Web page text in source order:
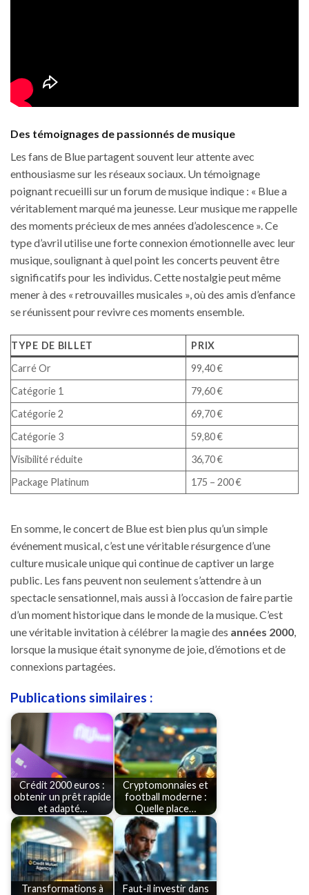
Des témoignages de passionnés de musique
Les fans de Blue partagent souvent leur attente avec
enthousiasme sur les réseaux sociaux. Un témoignage
poignant recueilli sur un forum de musique indique : « Blue a
véritablement marqué ma jeunesse. Leur musique me rappelle
des moments précieux de mes années d’adolescence ». Ce
type d’avril utilise une forte connexion émotionnelle avec leur
musique, soulignant à quel point les concerts peuvent être
significatifs pour les individus. Cette nostalgie peut même
mener à des « retrouvailles musicales », où des amis d’enfance
se réunissent pour revivre ces moments ensemble.
TYPE DE BILLET
PRIX
Carré Or
99,40 €
Catégorie 1
79,60 €
Catégorie 2
69,70 €
Catégorie 3
59,80 €
Visibilité réduite
36,70 €
Package Platinum
175 – 200 €
En somme, le concert de Blue est bien plus qu’un simple
événement musical, c’est une véritable résurgence d’une
culture musicale unique qui continue de captiver un large
public. Les fans peuvent non seulement s’attendre à un
spectacle sensationnel, mais aussi à l’occasion de faire partie
d’un moment historique dans le monde de la musique. C’est
une véritable invitation à célébrer la magie des années 2000,
lorsque la musique était synonyme de joie, d’émotions et de
connexions partagées.
Publications similaires :
Crédit 2000 euros :
obtenir un prêt rapide
et adapté…
Cryptomonnaies et
football moderne :
Quelle place…
Transformations à
Faut-il investir dans